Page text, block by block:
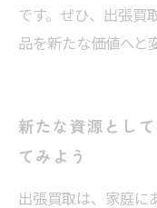
です。ぜひ、出張買
品を新たな価値へと
新たな資源とし
てみよう
出張買取は、家庭に